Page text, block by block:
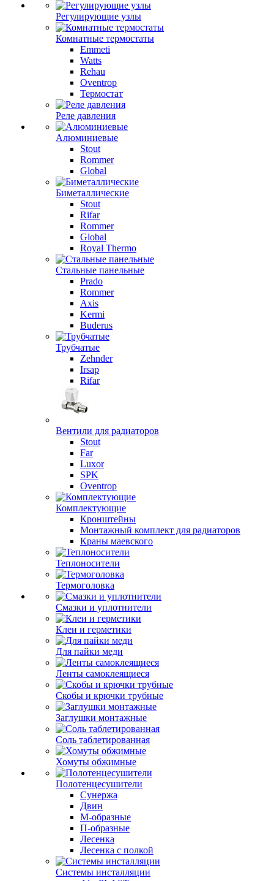
Регулирующие узлы
Комнатные термостаты
Emmeti
Watts
Rehau
Oventrop
Термостат
Реле давления
Алюминиевые
Stout
Rommer
Global
Биметаллические
Stout
Rifar
Rommer
Global
Royal Thermo
Стальные панельные
Prado
Rommer
Axis
Kermi
Buderus
Трубчатые
Zehnder
Irsap
Rifar
Вентили для радиаторов
Stout
Far
Luxor
SPK
Oventrop
Комплектующие
Кронштейны
Монтажный комплект для радиаторов
Краны маевского
Теплоносители
Термоголовка
Смазки и уплотнители
Клеи и герметики
Для пайки меди
Ленты самоклеящиеся
Скобы и крючки трубные
Заглушки монтажные
Соль таблетированная
Хомуты обжимные
Полотенцесушители
Сунержа
Двин
М-образные
П-образные
Лесенка
Лесенка с полкой
Системы инсталляции